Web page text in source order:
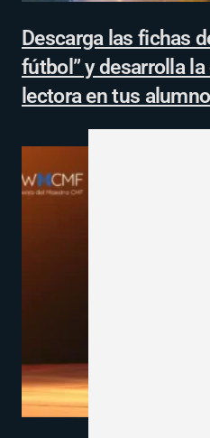
Descarga las fichas
fútbol” y desarrolla
lectora en tus